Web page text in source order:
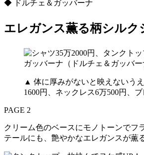
◆ ドルチェ＆ガッバーナ
エレガンス薫る柄シルク
▲ 体に厚みがないと映えないう
1600円、ネックレス6万500円、
PAGE 2
クリーム色のベースにモノトーンでフ
テールにも、艶やかなエレガンスが薫